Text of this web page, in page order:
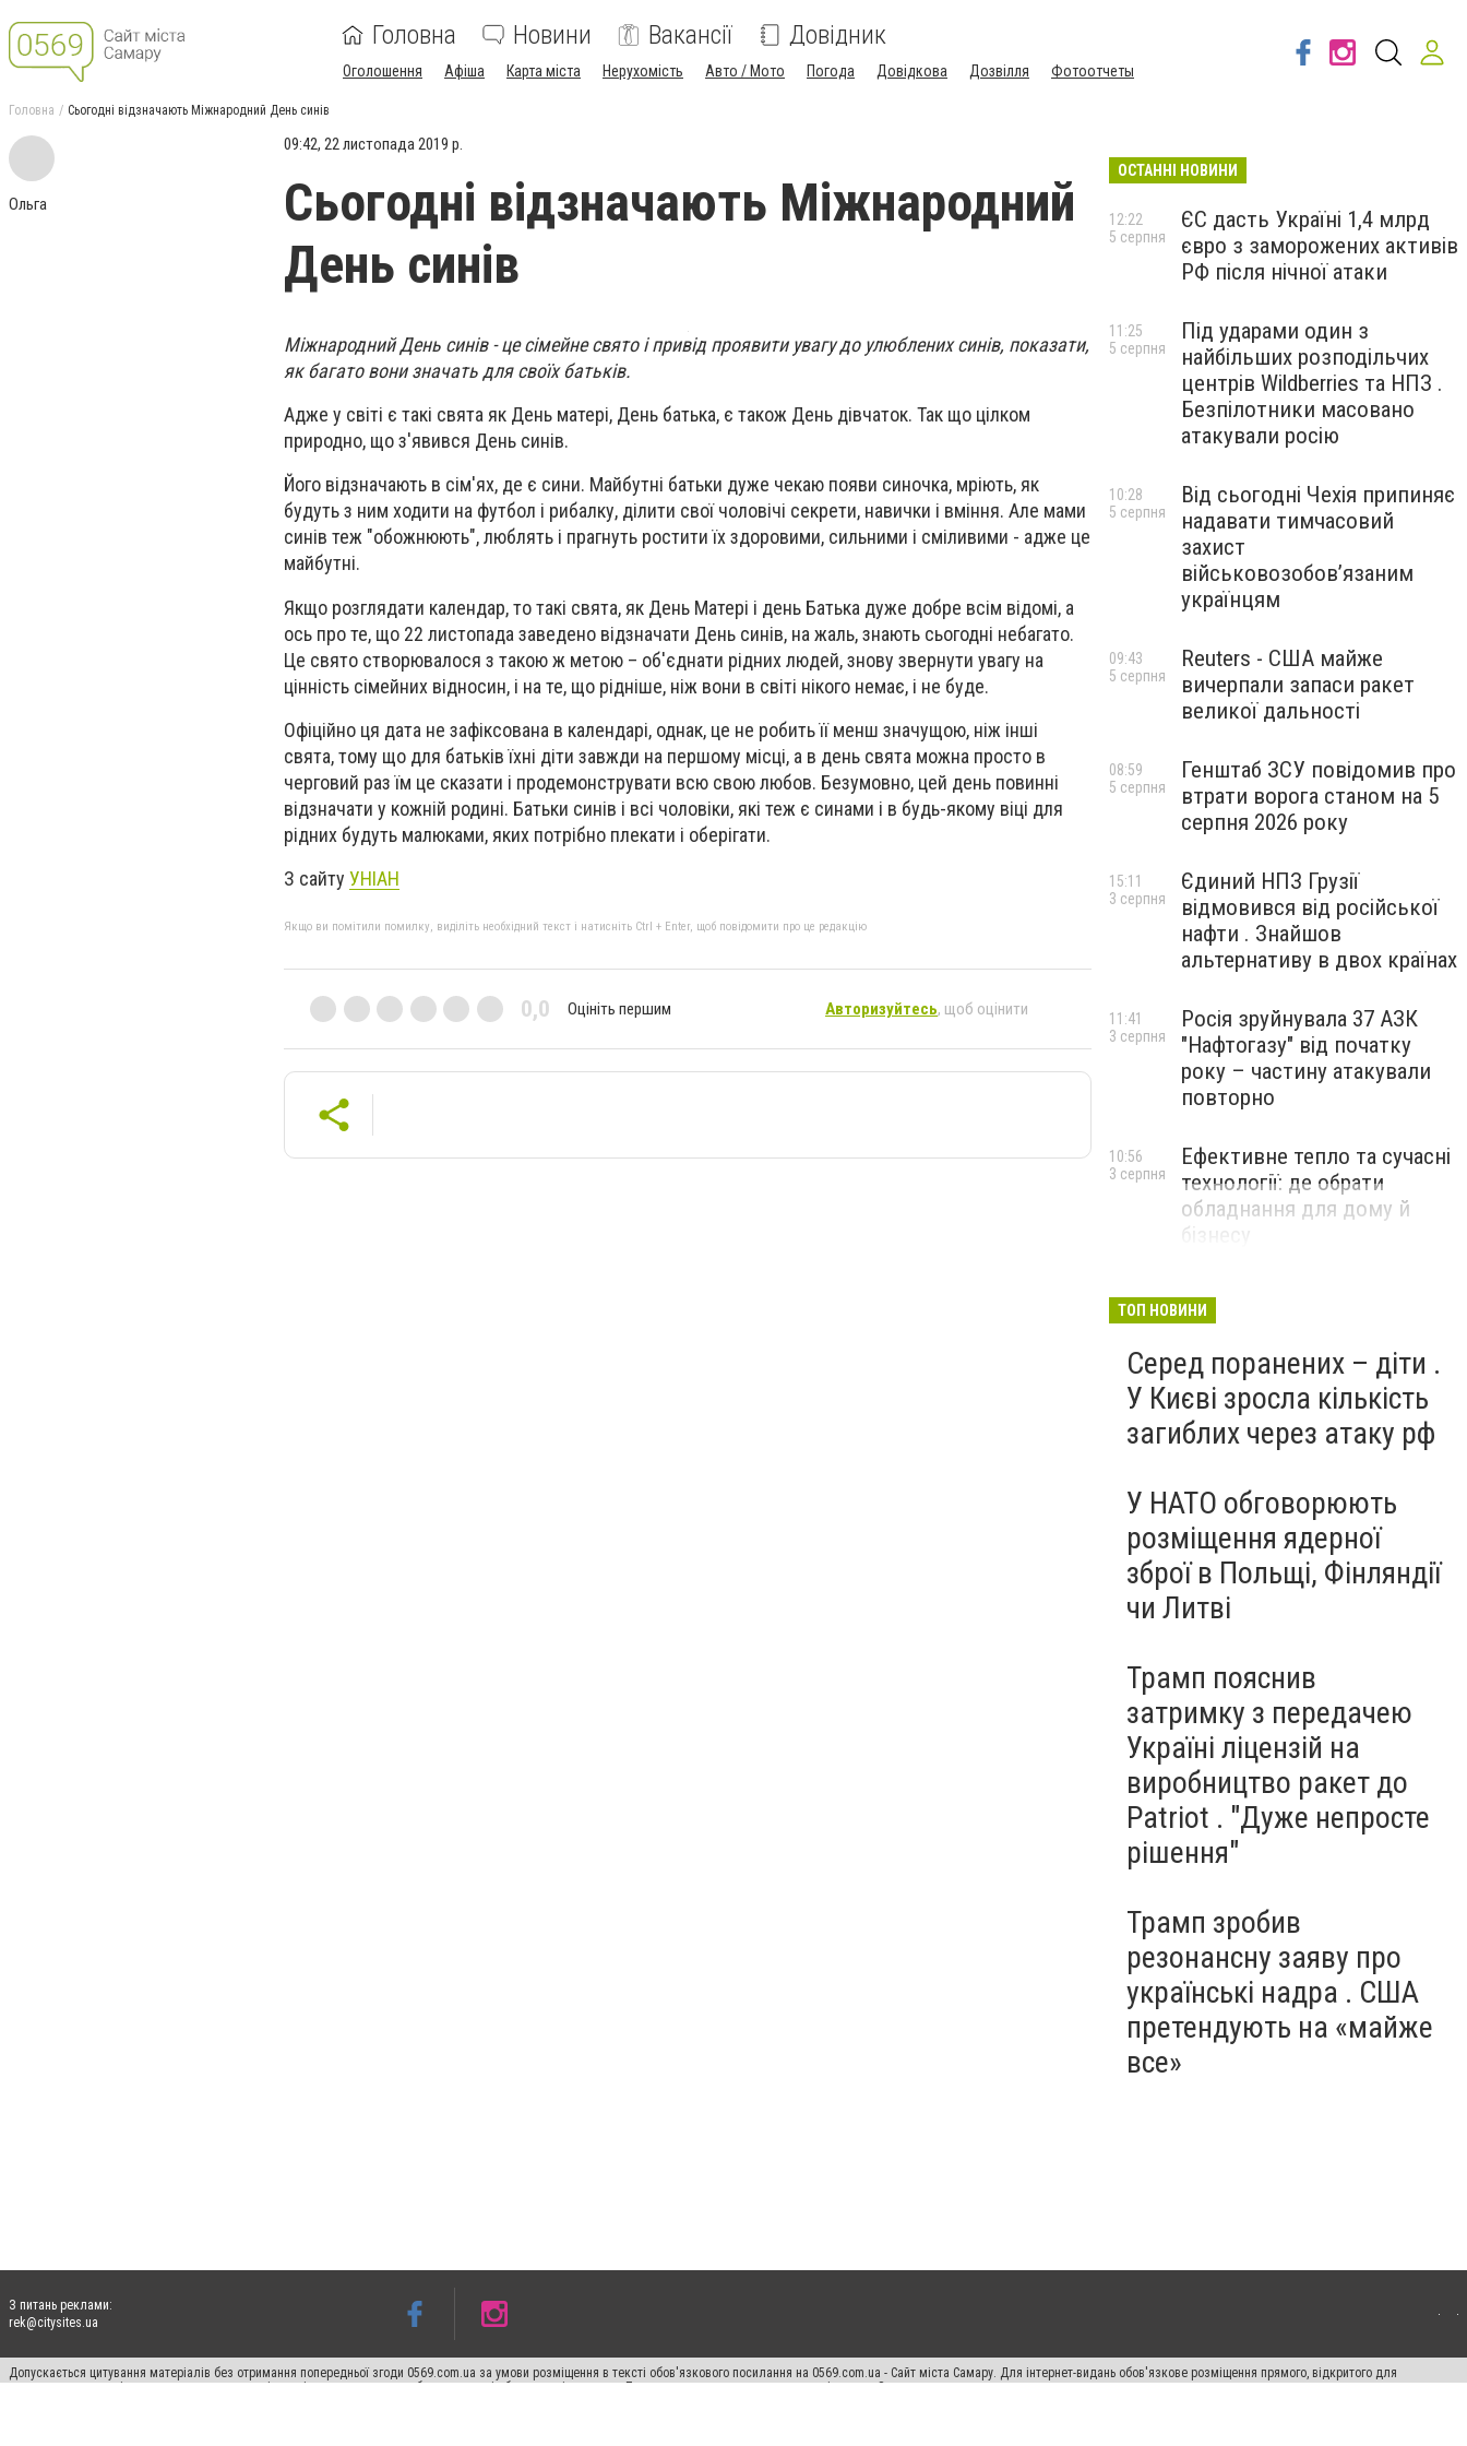
Головна Новини Вакансії Довідник
Оголошення Афіша Карта міста Нерухомість Авто / Мото Погода Довідкова Дозвілля Фотоотчеты
Головна Сьогодні відзначають Міжнародний День синів
Ольга
09:42, 22 листопада 2019 р.
Сьогодні відзначають Міжнародний
День синів
Міжнародний День синів - це сімейне свято і привід проявити увагу до улюблених синів, показати,
як багато вони значать для своїх батьків.
Адже у світі є такі свята як День матері, День батька, є також День дівчаток. Так що цілком
природно, що з'явився День синів.
Його відзначають в сім'ях, де є сини. Майбутні батьки дуже чекаю появи синочка, мріють, як
будуть з ним ходити на футбол і рибалку, ділити свої чоловічі секрети, навички і вміння. Але мами
синів теж "обожнюють", люблять і прагнуть ростити їх здоровими, сильними і сміливими - адже це
майбутні.
Якщо розглядати календар, то такі свята, як День Матері і день Батька дуже добре всім відомі, а
ось про те, що 22 листопада заведено відзначати День синів, на жаль, знають сьогодні небагато.
Це свято створювалося з такою ж метою – об'єднати рідних людей, знову звернути увагу на
цінність сімейних відносин, і на те, що рідніше, ніж вони в світі нікого немає, і не буде.
Офіційно ця дата не зафіксована в календарі, однак, це не робить її менш значущою, ніж інші
свята, тому що для батьків їхні діти завжди на першому місці, а в день свята можна просто в
черговий раз їм це сказати і продемонструвати всю свою любов. Безумовно, цей день повинні
відзначати у кожній родині. Батьки синів і всі чоловіки, які теж є синами і в будь-якому віці для
рідних будуть малюками, яких потрібно плекати і оберігати.
З сайту УНІАН
Якщо ви помітили помилку, виділіть необхідний текст і натисніть Ctrl + Enter, щоб повідомити про це редакцію
0,0 Оцініть першим Авторизуйтесь, щоб оцінити
ОСТАННІ НОВИНИ
ЄС дасть Україні 1,4 млрд
євро з заморожених активів
РФ після нічної атаки
12:22
5 серпня
Під ударами один з
найбільших розподільчих
центрів Wildberries та НПЗ .
Безпілотники масовано
атакували росію
11:25
5 серпня
Від сьогодні Чехія припиняє
надавати тимчасовий
захист
військовозобов’язаним
українцям
10:28
5 серпня
Reuters - США майже
вичерпали запаси ракет
великої дальності
09:43
5 серпня
Генштаб ЗСУ повідомив про
втрати ворога станом на 5
серпня 2026 року
08:59
5 серпня
Єдиний НПЗ Грузії
відмовився від російської
нафти . Знайшов
альтернативу в двох країнах
15:11
3 серпня
Росія зруйнувала 37 АЗК
"Нафтогазу" від початку
року – частину атакували
повторно
11:41
3 серпня
Ефективне тепло та сучасні
технології: де обрати
обладнання для дому й
бізнесу
10:56
3 серпня
ТОП НОВИНИ
Серед поранених – діти .
У Києві зросла кількість
загиблих через атаку рф
У НАТО обговорюють
розміщення ядерної
зброї в Польщі, Фінляндії
чи Литві
Трамп пояснив
затримку з передачею
Україні ліцензій на
виробництво ракет до
Patriot . "Дуже непросте
рішення"
Трамп зробив
резонансну заяву про
українські надра . США
претендують на «майже
все»
З питань реклами:
rek@citysites.ua
Допускається цитування матеріалів без отримання попередньої згоди 0569.com.ua за умови розміщення в тексті обов'язкового посилання на 0569.com.ua - Сайт міста Самару. Для інтернет-видань обов'язкове розміщення прямого, відкритого для
пошукових систем гіперпосилання на цитовані статті не нижче другого абзацу в тексті або в якості джерела. Порушення виняткових прав переслідується Законом.